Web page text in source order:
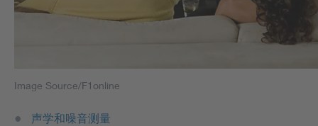
Image Source/F1online
声学和噪音测量